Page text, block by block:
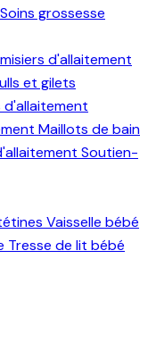
Soins grossesse
d'allaitement
et gilets
Maillots de bain
Soutien-
Vaisselle bébé
Tresse de lit bébé